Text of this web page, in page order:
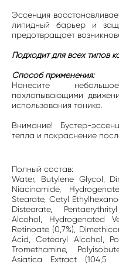
Эссенция
липидный барьер и
предотвращает
Подходит для всех типов
Способ применения:
Нанесите
похлопывающими
использования тоника.
Внимание! Бустер-
тепла и покраснение
Полный состав:
Water, Butylene Glycol,
Niacinamide,
Stearate, Cetyl
Distearate,
Alcohol, Hydrogenated
Retinoate (0,7%),
Acid, Cetearyl Alcohol,
Tromethamine,
Asiatica Extract (104,5